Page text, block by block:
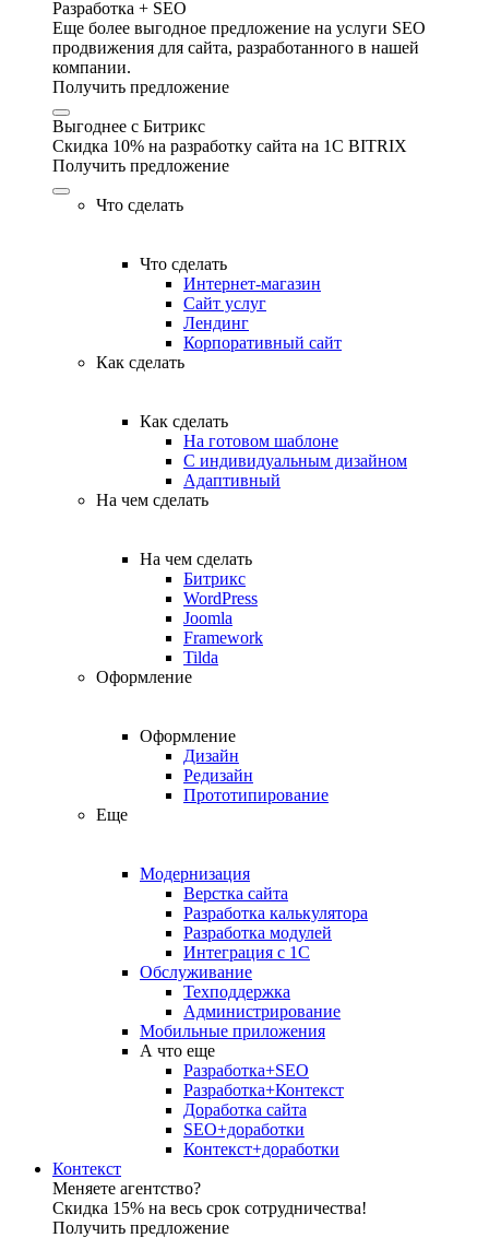
Разработка + SEO
Еще более выгодное предложение на услуги SEO
продвижения для сайта, разработанного в нашей
компании.
Получить предложение
Выгоднее с Битрикс
Скидка 10% на разработку сайта на 1C BITRIX
Получить предложение
Что сделать
Что сделать
Интернет-магазин
Сайт услуг
Лендинг
Корпоративный сайт
Как сделать
Как сделать
На готовом шаблоне
С индивидуальным дизайном
Адаптивный
На чем сделать
На чем сделать
Битрикс
WordPress
Joomla
Framework
Tilda
Оформление
Оформление
Дизайн
Редизайн
Прототипирование
Еще
Модернизация
Верстка сайта
Разработка калькулятора
Разработка модулей
Интеграция с 1С
Обслуживание
Техподдержка
Администрирование
Мобильные приложения
А что еще
Разработка+SEO
Разработка+Контекст
Доработка сайта
SEO+доработки
Контекст+доработки
Контекст
Меняете агентство?
Скидка 15% на весь срок сотрудничества!
Получить предложение